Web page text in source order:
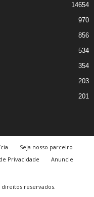
14654
970
856
534
354
203
201
Seja nosso parceiro
Privacidade
Anuncie
reservados.